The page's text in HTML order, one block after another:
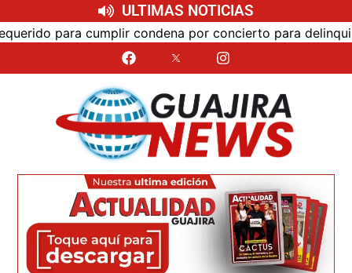
ULTIMAS NOTICIAS
para cumplir condena por concierto para delinquir y